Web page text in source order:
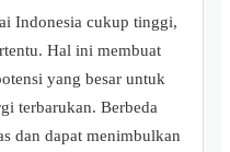
Indonesia cukup tinggi,
Hal ini membuat
yang besar untuk
terbarukan. Berbeda
dan dapat menimbulkan